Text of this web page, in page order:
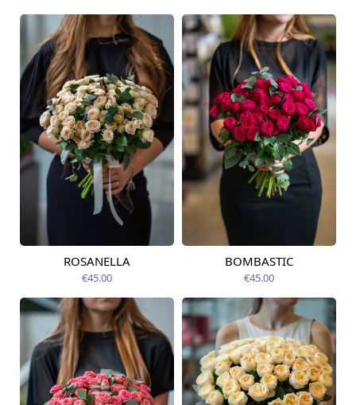
Pieejams šodien
ROSANELLA
€45.00
Pieejams šodien
BOMBASTIC
€45.00